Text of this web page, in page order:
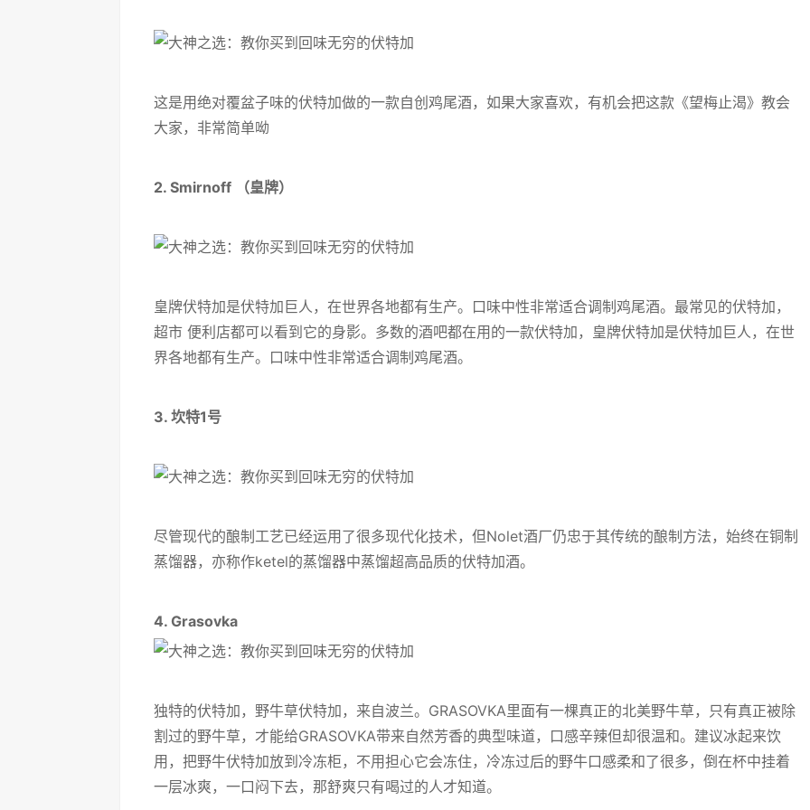
这是用绝对覆盆子味的伏特加做的一款自创鸡尾酒，如果大家喜欢，有机会把这款《望梅止渴》教会
大家，非常简单呦
2. Smirnoff （皇牌）
皇牌伏特加是伏特加巨人，在世界各地都有生产。口味中性非常适合调制鸡尾酒。最常见的伏特加，
超市 便利店都可以看到它的身影。多数的酒吧都在用的一款伏特加，皇牌伏特加是伏特加巨人，在世
界各地都有生产。口味中性非常适合调制鸡尾酒。
3. 坎特1号
尽管现代的酿制工艺已经运用了很多现代化技术，但Nolet酒厂仍忠于其传统的酿制方法，始终在铜制
蒸馏器，亦称作ketel的蒸馏器中蒸馏超高品质的伏特加酒。
4. Grasovka
独特的伏特加，野牛草伏特加，来自波兰。GRASOVKA里面有一棵真正的北美野牛草，只有真正被除
割过的野牛草，才能给GRASOVKA带来自然芳香的典型味道，口感辛辣但却很温和。建议冰起来饮
用，把野牛伏特加放到冷冻柜，不用担心它会冻住，冷冻过后的野牛口感柔和了很多，倒在杯中挂着
一层冰爽，一口闷下去，那舒爽只有喝过的人才知道。